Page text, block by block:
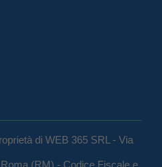
di WEB 365 SRL - Via
(RM) - Codice Fiscale e